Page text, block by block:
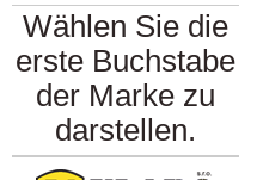
Wählen Sie die
erste Buchstabe
der Marke zu
darstellen.